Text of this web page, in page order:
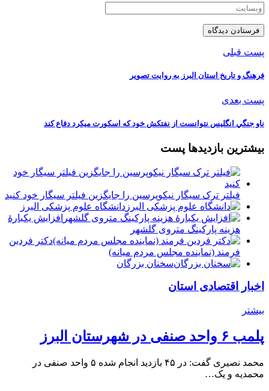
پست قبلی
فرهنگ و تاریخ استان البرز به روایت تصویر
پست بعدی
ناو جنگي انگليس نتوانست از نفتكش خود كه اسكورت ميكرد دفاع كند
بیشترین بازدیدها پست
فیلتر ترک سیگار نیکوپرسین را جایگزین فیلتر سیگار خود کنید
دانشگاه علوم پزشکی البرز
افزایش یکبارۀ
هزینه پارکینگ متروی گلشهر
دكتر فردين
فرمند (نماينده مجلس مردم میانه)
سخنان بزرگان
اخبار اقتصادی استان
بیشتر
پلمب ۶ واحد صنفی در شهرستان البرز
محمد نصیری گفت: در ۴۵ بازدید انجام شده ۵ واحد صنفی در
محمدیه و یک…